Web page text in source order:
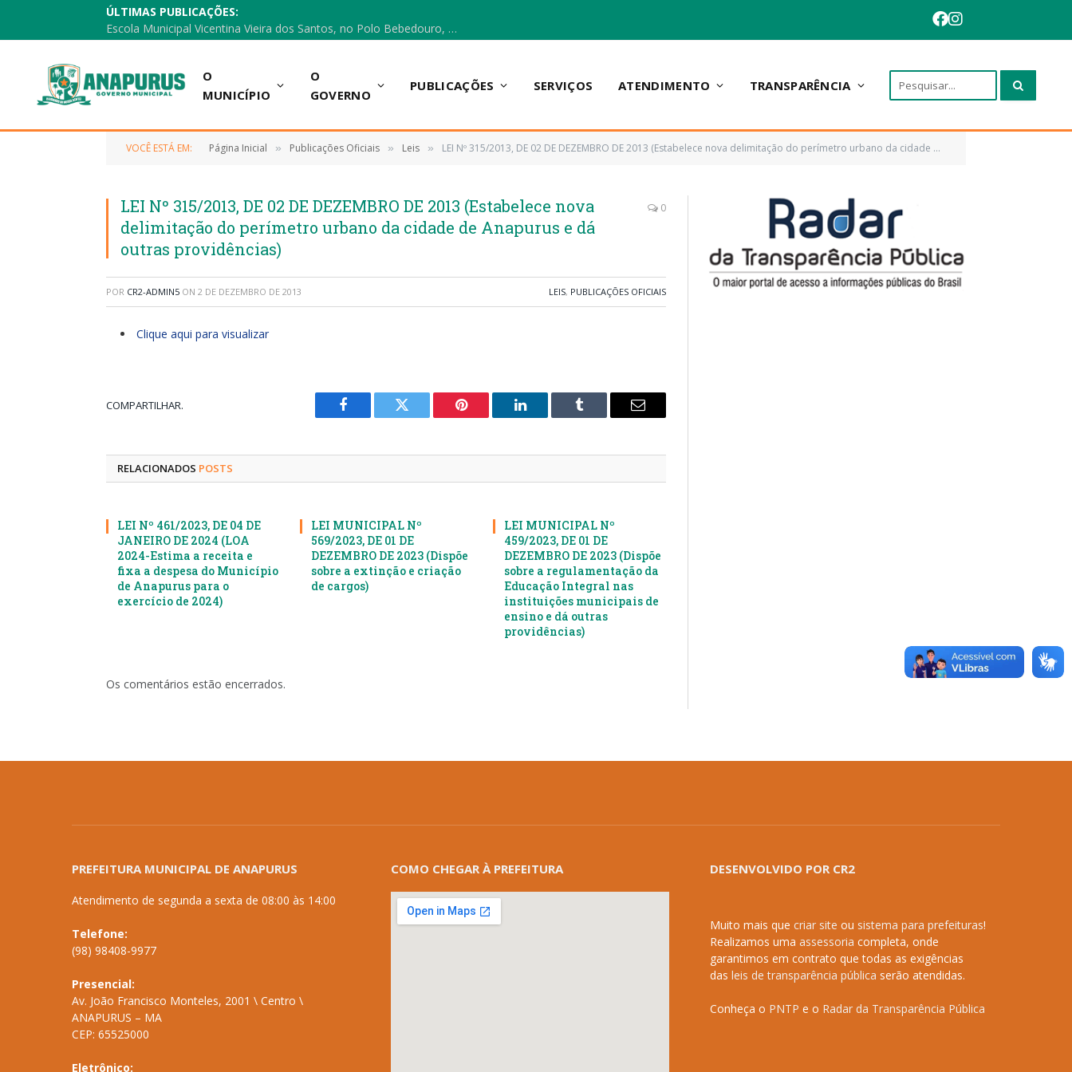
ÚLTIMAS PUBLICAÇÕES:
Escola Municipal Vicentina Vieira dos Santos, no Polo Bebedouro, recebeu materiais para a implantação do Cantinho da Leitura e da Sala Multidisciplinar.
O
MUNICÍPIO
O
GOVERNO
PUBLICAÇÕES SERVIÇOS ATENDIMENTO TRANSPARÊNCIA
VOCÊ ESTÁ EM: Página Inicial » Publicações Oficiais » Leis » LEI Nº 315/2013, DE 02 DE DEZEMBRO DE 2013 (Estabelece nova delimitação do perímetro urbano da cidade de Anapurus e dá outras providências)
LEI Nº 315/2013, DE 02 DE DEZEMBRO DE 2013 (Estabelece nova
delimitação do perímetro urbano da cidade de Anapurus e dá
outras providências)
0
POR CR2-ADMIN5 ON 2 DE DEZEMBRO DE 2013 LEIS, PUBLICAÇÕES OFICIAIS
Clique aqui para visualizar
COMPARTILHAR.
Facebook Twitter Pinterest LinkedIn Tumblr
E-
RELACIONADOS POSTS
LEI Nº 461/2023, DE 04 DE
JANEIRO DE 2024 (LOA
2024-Estima a receita e
fixa a despesa do Município
de Anapurus para o
exercício de 2024)
LEI MUNICIPAL Nº
569/2023, DE 01 DE
DEZEMBRO DE 2023 (Dispõe
sobre a extinção e criação
de cargos)
LEI MUNICIPAL Nº
459/2023, DE 01 DE
DEZEMBRO DE 2023 (Dispõe
sobre a regulamentação da
Educação Integral nas
instituições municipais de
ensino e dá outras
providências)
Os comentários estão encerrados.
PREFEITURA MUNICIPAL DE ANAPURUS
Atendimento de segunda a sexta de 08:00 às 14:00
Telefone:
(98) 98408-9977
Presencial:
Av. João Francisco Monteles, 2001 \ Centro \
ANAPURUS – MA
CEP: 65525000
Eletrônico:
COMO CHEGAR À PREFEITURA DESENVOLVIDO POR CR2
Muito mais que criar site ou sistema para prefeituras!
Realizamos uma assessoria completa, onde
garantimos em contrato que todas as exigências
das leis de transparência pública serão atendidas.
Conheça o PNTP e o Radar da Transparência Pública